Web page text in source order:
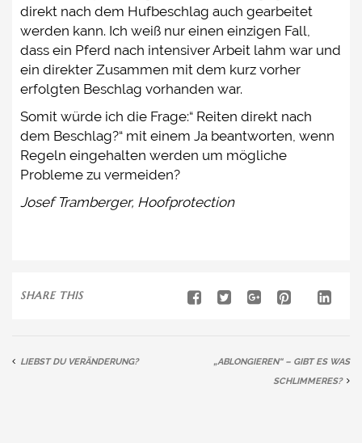
direkt nach dem Hufbeschlag auch gearbeitet
werden kann. Ich weiß nur einen einzigen Fall,
dass ein Pferd nach intensiver Arbeit lahm war und
ein direkter Zusammen mit dem kurz vorher
erfolgten Beschlag vorhanden war.
Somit würde ich die Frage:“ Reiten direkt nach
dem Beschlag?“ mit einem Ja beantworten, wenn
Regeln eingehalten werden um mögliche
Probleme zu vermeiden?
Josef Tramberger, Hoofprotection
SHARE THIS
LIEBST DU VERÄNDERUNG?
„ABLONGIEREN“ – GIBT ES WAS
SCHLIMMERES?